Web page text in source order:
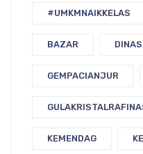
#UMKMNAIKKELAS
BAZAR
GEMPACIANJUR
KEMENDAG